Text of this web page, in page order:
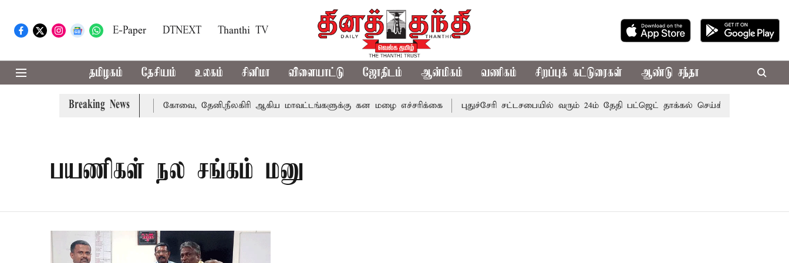
E-Paper DTNEXT Thanthi TV
தமிழகம் தேசியம் உலகம் சினிமா விளையாட்டு ஜோதிடம் ஆன்மிகம் வணிகம் சிறப்புக் கட்டுரைகள் ஆண்டு சந்தா
Breaking News
வழக்கை வாபஸ் பெற்றார் சங்கீதா கோவை, தேனி,நீலகிரி ஆகிய மாவட்டங்களுக்கு கன மழை எச்சரிக்கை புதுச்சேரி சட்டசபையில் வரும் 24ம் தேதி பட்ஜெட் தாக்கல் செய்கிறார் முதல்-
பயணிகள் நல சங்கம் மனு